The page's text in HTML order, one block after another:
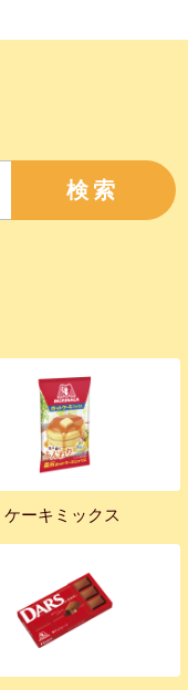
検索
ケーキミックス